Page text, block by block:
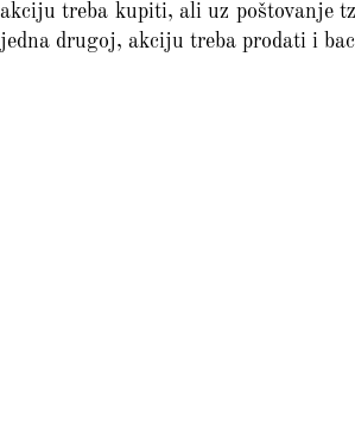
akciju treba kupiti, ali uz poštovanje
jedna drugoj, akciju treba prodati i